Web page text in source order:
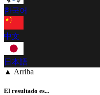
한국어
中文
日本語
▲ Arriba
El resultado es...